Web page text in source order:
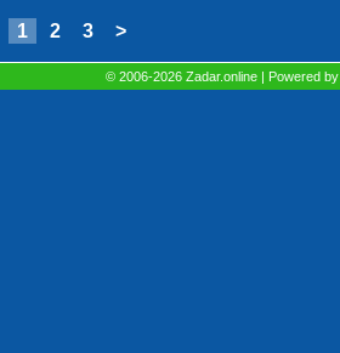
1 2 3 >
© 2006-2026 Zadar.online | Powered by